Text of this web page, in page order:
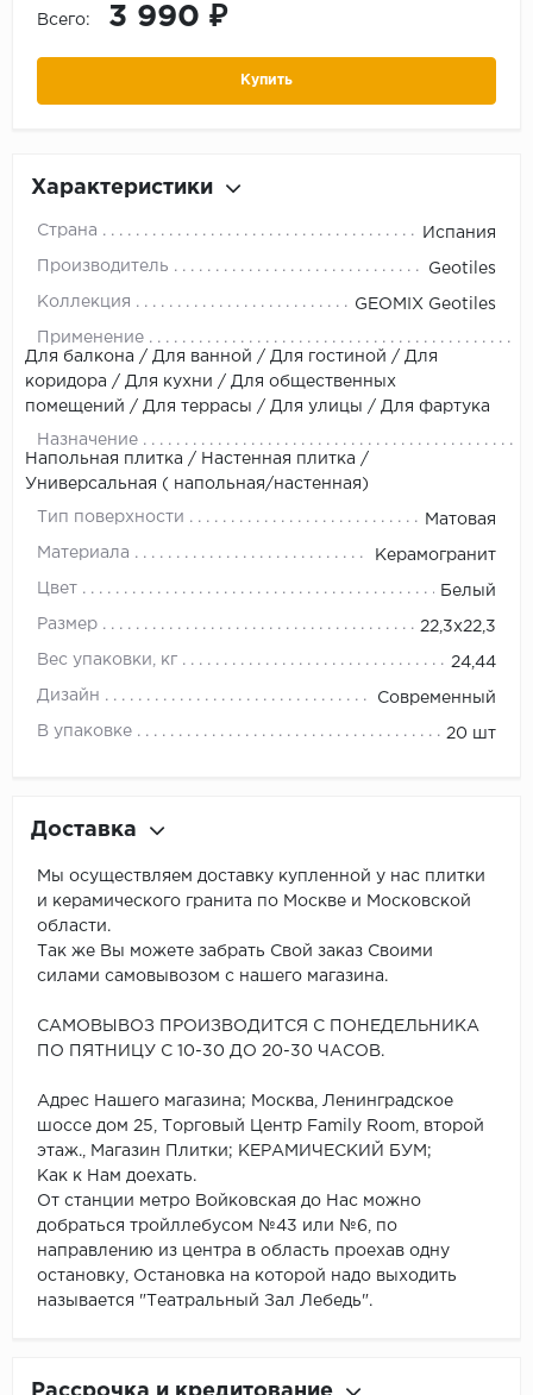
Всего: 3 990 ₽
Купить
Характеристики
Страна Испания
Производитель Geotiles
Коллекция GEOMIX Geotiles
Применение
Для балкона / Для ванной / Для гостиной / Для
коридора / Для кухни / Для общественных
помещений / Для террасы / Для улицы / Для фартука
Назначение
Напольная плитка / Настенная плитка /
Универсальная ( напольная/настенная)
Тип поверхности Матовая
Материала Керамогранит
Цвет Белый
Размер 22,3x22,3
Вес упаковки, кг 24,44
Дизайн Современный
В упаковке 20 шт
Доставка
Мы осуществляем доставку купленной у нас плитки
и керамического гранита по Москве и Московской
области.
Так же Вы можете забрать Свой заказ Своими
силами самовывозом с нашего магазина.
САМОВЫВОЗ ПРОИЗВОДИТСЯ С ПОНЕДЕЛЬНИКА
ПО ПЯТНИЦУ С 10-30 ДО 20-30 ЧАСОВ.
Адрес Нашего магазина; Москва, Ленинградское
шоссе дом 25, Торговый Центр Family Room, второй
этаж., Магазин Плитки; КЕРАМИЧЕСКИЙ БУМ;
Как к Нам доехать.
От станции метро Войковская до Нас можно
добраться тройллебусом №43 или №6, по
направлению из центра в область проехав одну
остановку, Остановка на которой надо выходить
называется "Театральный Зал Лебедь".
Рассрочка и кредитование